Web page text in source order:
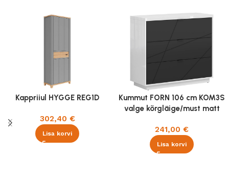
Kappriiul HYGGE REG1D
302,40 €
Lisa korvi
Kummut FORN 106 cm KOM3S
valge kõrgläige/must matt
241,00 €
Lisa korvi